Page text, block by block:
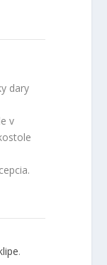
dary
v